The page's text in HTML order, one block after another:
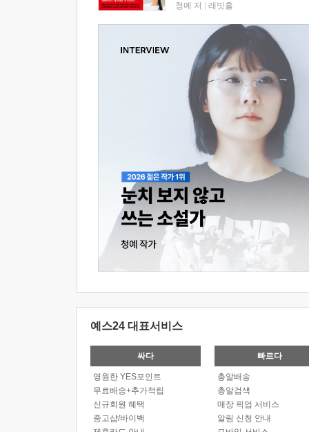
청예 저 래빗홀
예스24 대표서비스
싸다
영원한 YES포인트
무료배송+추가적립
신규회원 혜택
중고샵/바이백
빠르다
총알배송
총알검색
매장 픽업 서비스
알림 신청 안내